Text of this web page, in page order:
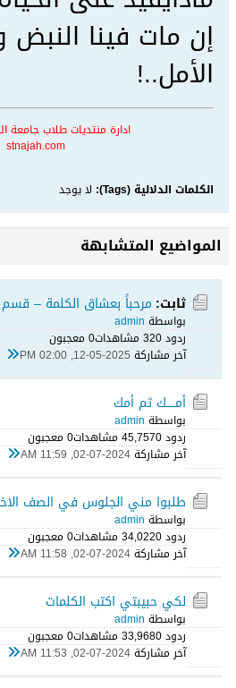
إن مات فينا النبض
الأمل..!
ادارة منتديات طلاب جامعة
stnajah.com
الكلمات الدلالية (Tags): لا يوجد
المواضيع المتشابهة
ثابت: مرحباً بعشاق الكلمة – قسم
بواسطة admin
ردود 0 32 مشاهدات
0 معجبون
آخر مشاركة 12-05-2025, 02:00 PM
أمـــــك ثم أمك
بواسطة admin
ردود 0 45,757 مشاهدات
0 معجبون
آخر مشاركة02-07-2024, 11:59 AM
طلبوا مني الجلوس في الصف
بواسطة admin
ردود 0 34,022 مشاهدات
0 معجبون
آخر مشاركة02-07-2024, 11:58 AM
لكي حبيبتي اكتب الكلمات
بواسطة admin
ردود 0 33,968 مشاهدات
0 معجبون
آخر مشاركة02-07-2024, 11:53 AM